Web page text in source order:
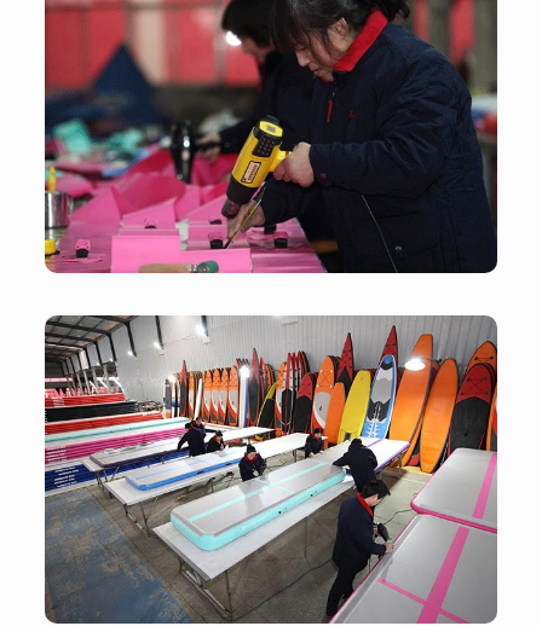
Oficina
Oficina